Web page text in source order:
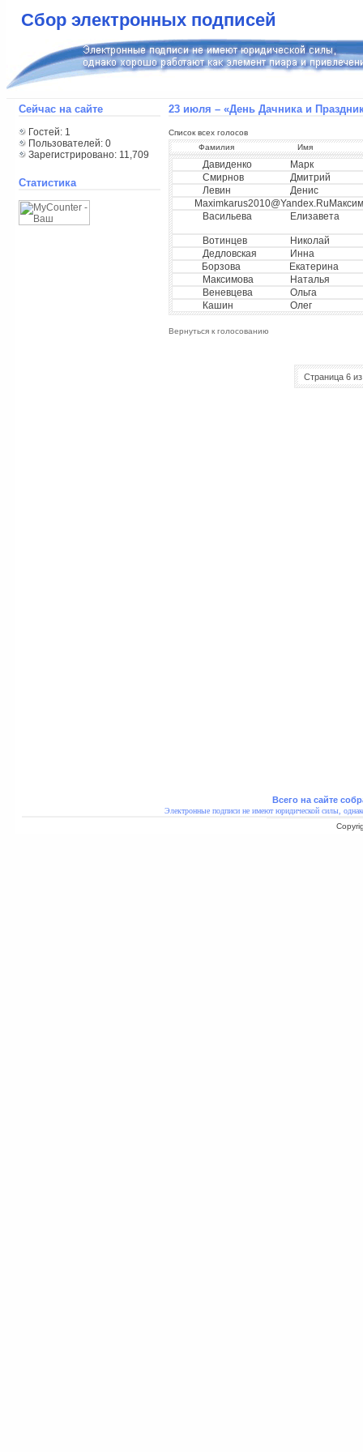
Сбор электронных подписей
Сейчас на сайте
Гостей: 1
Пользователей: 0
Зарегистрировано: 11,709
Статистика
23 июля – «День Дачника и
Список всех голосов
Фамилия
Имя
Давиденко
Марк
Смирнов
Дмитрий
Левин
Денис
Maximkarus2010@yandex.ru Максим
Васильева
Елизавета
Вотинцев
Николай
Дедловская
Инна
Борзова
Екатерина
Максимова
Наталья
Веневцева
Ольга
Кашин
Олег
Вернуться к голосованию
Страница 6
Всего на сайте
Электронные подписи не имеют юридической силы,